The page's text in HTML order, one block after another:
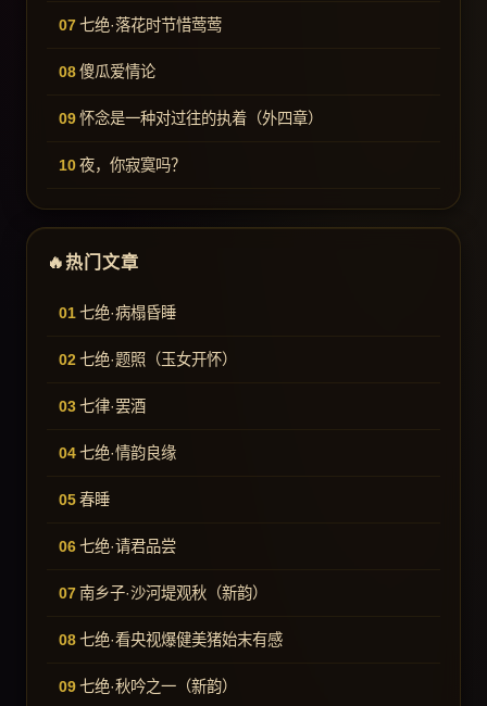
七绝·落花时节惜莺莺
傻瓜爱情论
怀念是一种对过往的执着（外四章）
夜，你寂寞吗？
热门文章
七绝·病榻昏睡
七绝·题照（玉女开怀）
七律·罢酒
七绝·情韵良缘
春睡
七绝·请君品尝
南乡子·沙河堤观秋（新韵）
七绝·看央视爆健美猪始末有感
七绝·秋吟之一（新韵）